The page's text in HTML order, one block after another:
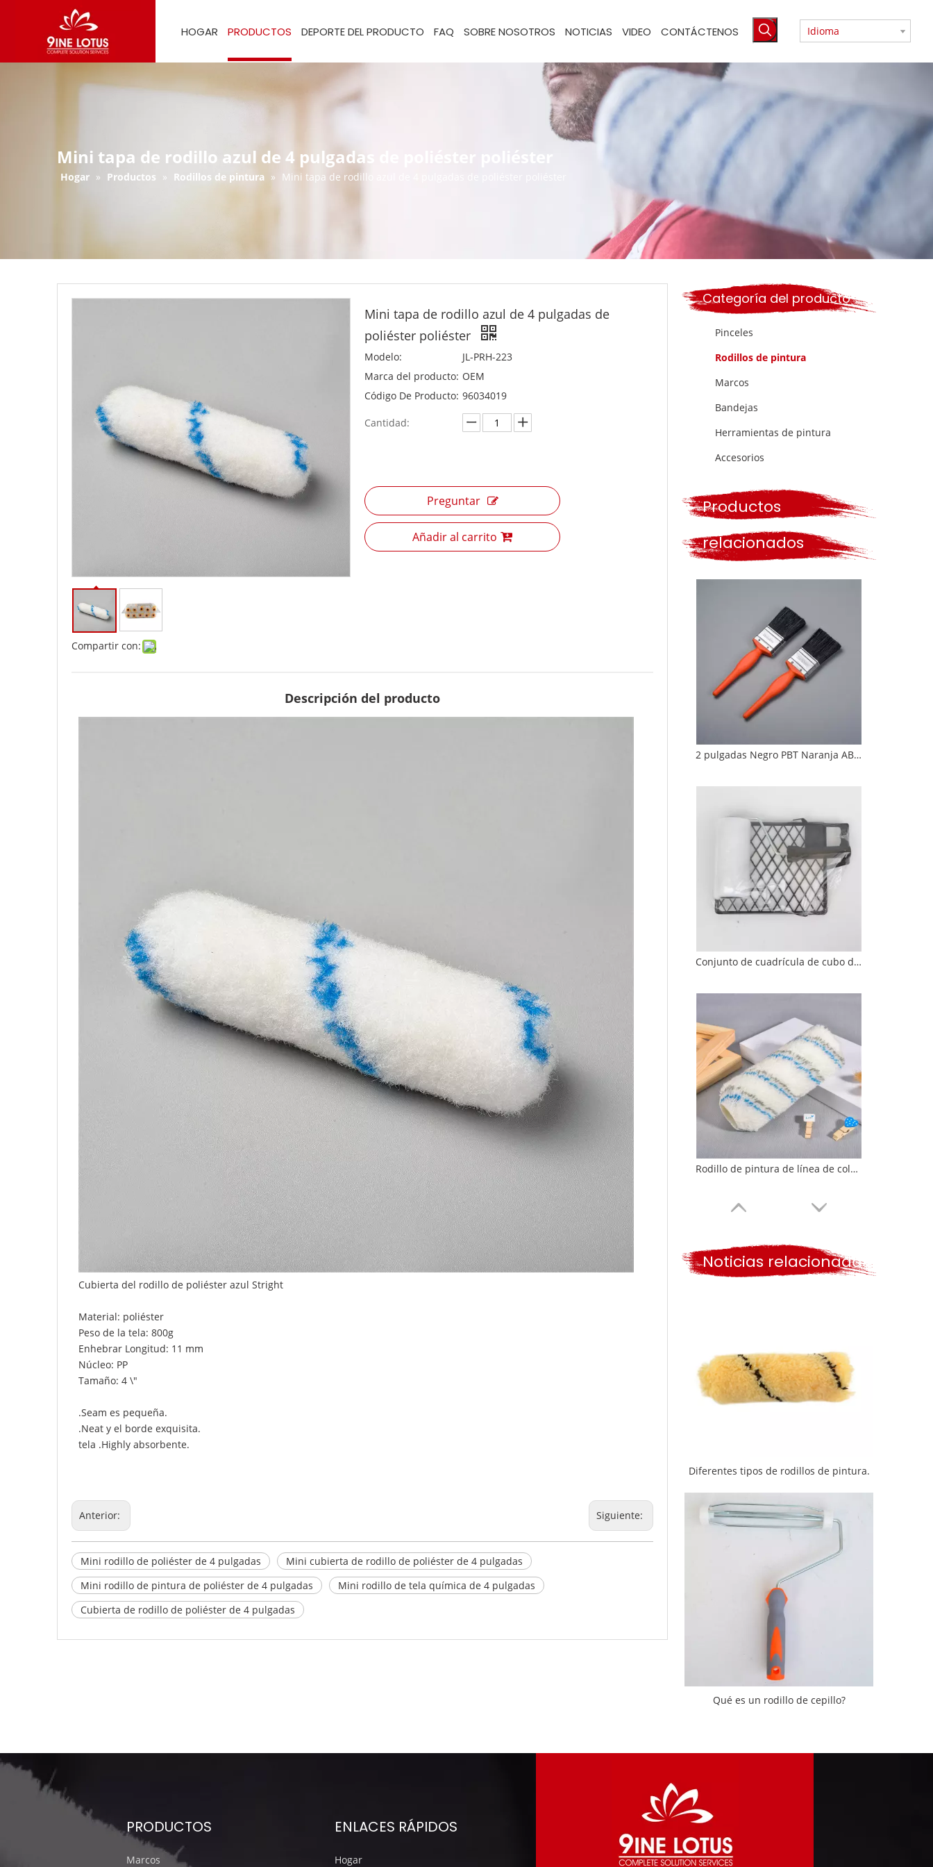
HOGAR PRODUCTOS DEPORTE DEL PRODUCTO FAQ SOBRE NOSOTROS NOTICIAS VIDEO CONTÁCTENOS Idioma
Mini tapa de rodillo azul de 4 pulgadas de poliéster poliéster
Hogar » Productos » Rodillos de pintura » Mini tapa de rodillo azul de 4 pulgadas de poliéster poliéster
Compartir con:
Mini tapa de rodillo azul de 4 pulgadas de
poliéster poliéster
Modelo:
JL-PRH-223
Marca del producto: OEM
Código De Producto: 96034019
Cantidad:
Preguntar
Añadir al carrito
Descripción del producto
Cubierta del rodillo de poliéster azul Stright
Material: poliéster
Peso de la tela: 800g
Enhebrar Longitud: 11 mm
Núcleo: PP
Tamaño: 4 \"
.Seam es pequeña.
.Neat y el borde exquisita.
tela .Highly absorbente.
Anterior: Siguiente:
Mini rodillo de poliéster de 4 pulgadas
Mini cubierta de rodillo de poliéster de 4 pulgadas
Mini rodillo de pintura de poliéster de 4 pulgadas
Mini rodillo de tela química de 4 pulgadas
Cubierta de rodillo de poliéster de 4 pulgadas
Categoría del producto
Pinceles
Rodillos de pintura
Marcos
Bandejas
Herramientas de pintura
Accesorios
Productos
relacionados
Poliamida de 9 pulgadas amarillo y verde doble raya de 18 mm de longitud PP Core China Cubierta de rodillo de pintura duradera
2 pulgadas Negro PBT Naranja ABS mango de acero inoxidable Ferrula Pincel de pintura plana
Conjunto de cuadrícula de cubo de pintura de plástico de 9 pulgadas
Rodillo de pintura de línea de color de 9 pulgadas de polimido de 18 mm
Noticias relacionadas
Diferentes tipos de rodillos de pintura.
Qué es un rodillo de cepillo?
PRODUCTOS
Marcos
ENLACES RÁPIDOS
Hogar